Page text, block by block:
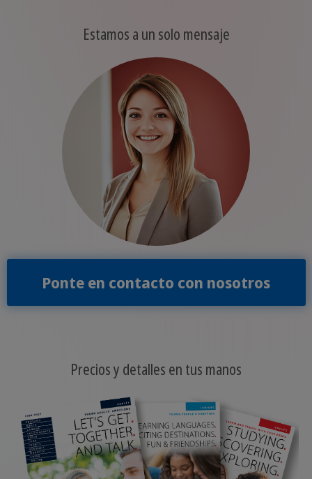
Estamos a un solo mensaje
Ponte en contacto con nosotros
Precios y detalles en tus manos